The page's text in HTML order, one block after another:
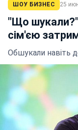
ШОУ БИЗНЕС 25
"Що
сім'єю
Обшукали навіть